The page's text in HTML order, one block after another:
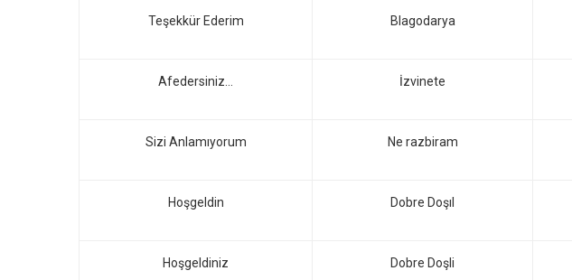
Teşekkür Ederim Blagodarya
Afedersiniz… İzvinete
Sizi Anlamıyorum Ne razbiram
Hoşgeldin Dobre Doşıl
Hoşgeldiniz Dobre Doşli